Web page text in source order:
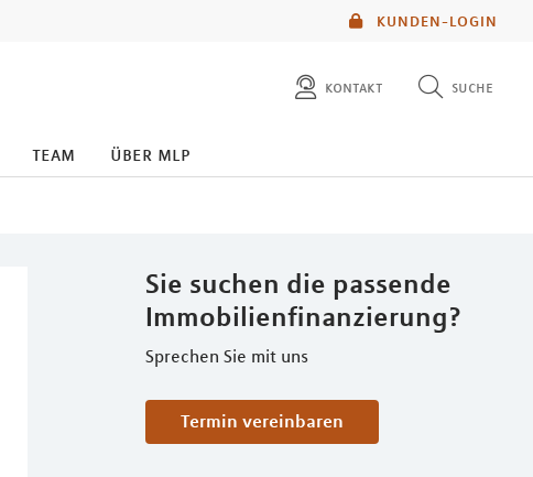
KUNDEN-LOGIN
kontakt suche
team über mlp
Sie suchen die passende
Immobilienfinanzierung?
Sprechen Sie mit uns
Termin vereinbaren